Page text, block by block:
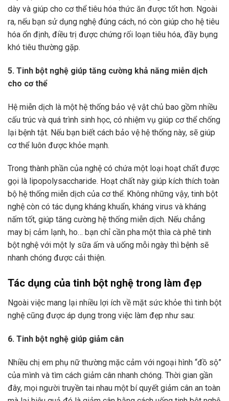
dày và giúp cho cơ thể tiêu hóa thức ăn được tốt hơn. Ngoài
ra, nếu bạn sử dụng nghệ đúng cách, nó còn giúp cho hệ tiêu
hóa ổn định, điều trị được chứng rối loạn tiêu hóa, đầy bụng
khó tiêu thường gặp.
5. Tinh bột nghệ giúp tăng cường khả năng miễn dịch
cho cơ thể
Hệ miễn dịch là một hệ thống bảo vệ vật chủ bao gồm nhiều
cấu trúc và quá trình sinh học, có nhiệm vụ giúp cơ thể chống
lại bệnh tật. Nếu bạn biết cách bảo vệ hệ thống này, sẽ giúp
cơ thể luôn được khỏe mạnh.
Trong thành phần của nghệ có chứa một loại hoạt chất được
gọi là lipopolysaccharide. Hoạt chất này giúp kích thích toàn
bộ hệ thống miễn dịch của cơ thể. Không những vậy, tinh bột
nghệ còn có tác dụng kháng khuẩn, kháng virus và kháng
nấm tốt, giúp tăng cường hệ thống miễn dịch. Nếu chẳng
may bị cảm lạnh, ho… bạn chỉ cần pha một thìa cà phê tinh
bột nghệ với một ly sữa ấm và uống mỗi ngày thì bệnh sẽ
nhanh chóng được cải thiện.
Tác dụng của tinh bột nghệ trong làm đẹp
Ngoài việc mang lại nhiều lợi ích về mặt sức khỏe thì tinh bột
nghệ cũng được áp dụng trong việc làm đẹp như sau:
6. Tinh bột nghệ giúp giảm cân
Nhiều chị em phụ nữ thường mặc cảm với ngoại hình “đồ sộ”
của mình và tìm cách giảm cân nhanh chóng. Thời gian gần
đây, mọi người truyền tai nhau một bí quyết giảm cân an toàn